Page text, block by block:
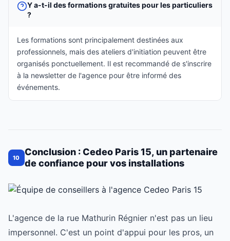
Y a-t-il des formations gratuites pour les particuliers
?
Les formations sont principalement destinées aux
professionnels, mais des ateliers d'initiation peuvent être
organisés ponctuellement. Il est recommandé de s'inscrire
à la newsletter de l'agence pour être informé des
événements.
10
Conclusion : Cedeo Paris 15, un partenaire
de confiance pour vos installations
L'agence de la rue Mathurin Régnier n'est pas un lieu
impersonnel. C'est un point d'appui pour les pros, un